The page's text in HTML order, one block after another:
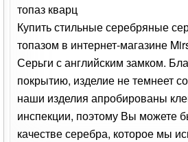
топаз кварц
Купить стильные серебряные
топазом в интернет-магазине
Серьги с английским замком.
покрытию, изделие не темнеет
наши изделия апробированы
инспекции, поэтому Вы можете
качестве серебра, которое мы